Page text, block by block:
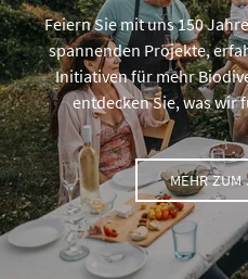
Feiern Sie mit uns 150
spannenden Projekte,
Initiativen für mehr
entdecken Sie, was wir
MEHR